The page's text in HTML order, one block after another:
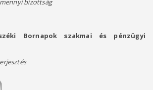
bizottság
Bornapok szakmai és pénzügyi